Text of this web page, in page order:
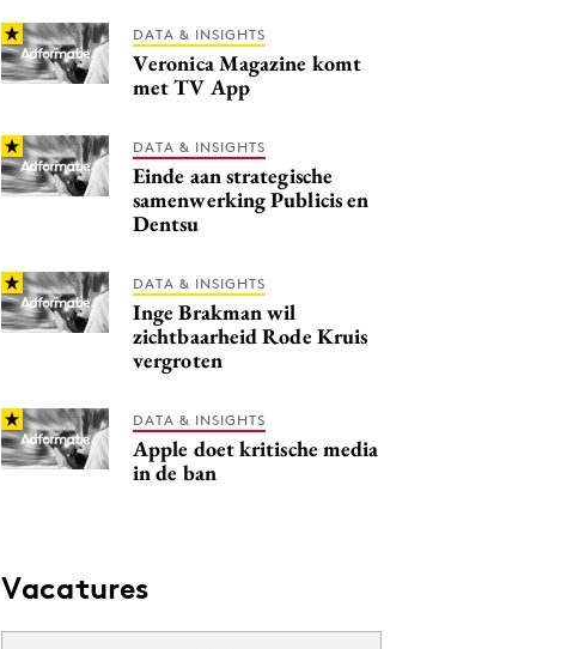
DATA & INSIGHTS
Veronica Magazine komt
met TV App
DATA & INSIGHTS
Einde aan strategische
samenwerking Publicis en
Dentsu
DATA & INSIGHTS
Inge Brakman wil
zichtbaarheid Rode Kruis
vergroten
DATA & INSIGHTS
Apple doet kritische media
in de ban
Vacatures